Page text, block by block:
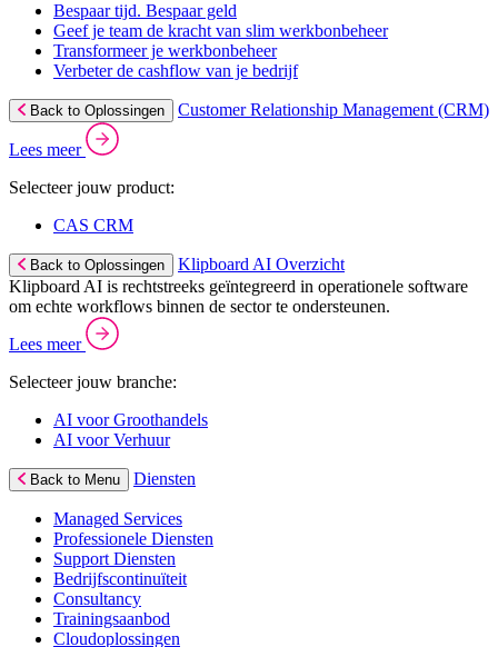
Bespaar tijd. Bespaar geld
Geef je team de kracht van slim werkbonbeheer
Transformeer je werkbonbeheer
Verbeter de cashflow van je bedrijf
Back to Oplossingen Customer Relationship Management (CRM)
Lees meer
Selecteer jouw product:
CAS CRM
Back to Oplossingen
Klipboard AI Overzicht
Klipboard AI is rechtstreeks geïntegreerd in operationele software
om echte workflows binnen de sector te ondersteunen.
Lees meer
Selecteer jouw branche:
AI voor Groothandels
AI voor Verhuur
Back to Menu Diensten
Managed Services
Professionele Diensten
Support Diensten
Bedrijfscontinuïteit
Consultancy
Trainingsaanbod
Cloudoplossingen